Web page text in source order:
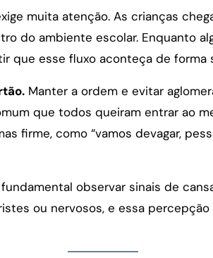
muita atenção. As crianças
do ambiente escolar. Enquanto
que esse fluxo aconteça de forma
Manter a ordem e evitar
que todos queiram entrar ao
firme, como “vamos devagar,
observar sinais de
ou nervosos, e essa